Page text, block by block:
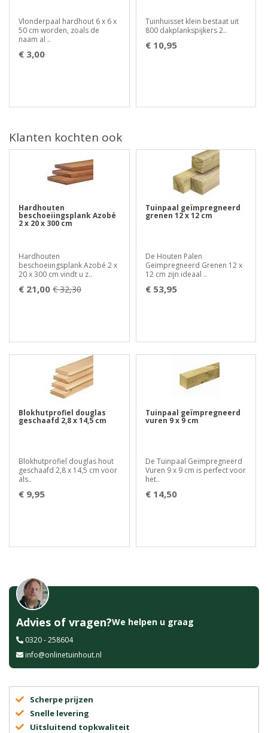
Vlonderpaal hardhout 6 x 6 x
50 cm worden, zoals de
naam al ..
€ 3,00
Tuinhuisset klein bestaat uit
800 dakplankspijkers 2..
€ 10,95
Klanten kochten ook
Hardhouten
beschoeiingsplank Azobé
2 x 20 x 300 cm
Hardhouten
beschoeiingsplank Azobé 2 x
20 x 300 cm vindt u z..
€ 21,00 € 32,30
Tuinpaal geïmpregneerd
grenen 12 x 12 cm
De Houten Palen
Geïmpregneerd Grenen 12 x
12 cm zijn ideaal ..
€ 53,95
Blokhutprofiel douglas
geschaafd 2,8 x 14,5 cm
Blokhutprofiel douglas hout
geschaafd 2,8 x 14,5 cm voor
als..
€ 9,95
Tuinpaal geïmpregneerd
vuren 9 x 9 cm
De Tuinpaal Geïmpregneerd
Vuren 9 x 9 cm is perfect voor
het..
€ 14,50
Advies of vragen?We helpen u graag
0320 - 258604
info@onlinetuinhout.nl
Scherpe prijzen
Snelle levering
Uitsluitend topkwaliteit